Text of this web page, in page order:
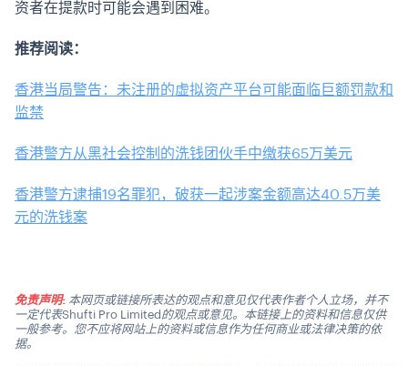
资者在提款时可能会遇到困难。
推荐阅读：
香港当局警告：未注册的虚拟资产平台可能面临巨额罚款和
监禁
香港警方从黑社会控制的洗钱团伙手中缴获65万美元
香港警方逮捕19名罪犯，破获一起涉案金额高达40.5万美
元的洗钱案
免责声明: 本网页或链接所表达的观点和意见仅代表作者个人立场，并不
一定代表Shufti Pro Limited的观点或意见。本链接上的资料和信息仅供
一般参考。您不应将网站上的资料或信息作为任何商业或法律决策的依
据。